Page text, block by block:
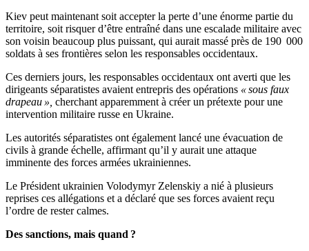
Kiev peut maintenant soit accepter la perte d’une énorme partie du
territoire, soit risquer d’être entraîné dans une escalade militaire avec
son voisin beaucoup plus puissant, qui aurait massé près de 190 000
soldats à ses frontières selon les responsables occidentaux.
Ces derniers jours, les responsables occidentaux ont averti que les
dirigeants séparatistes avaient entrepris des opérations « sous faux
drapeau », cherchant apparemment à créer un prétexte pour une
intervention militaire russe en Ukraine.
Les autorités séparatistes ont également lancé une évacuation de
civils à grande échelle, affirmant qu’il y aurait une attaque
imminente des forces armées ukrainiennes.
Le Président ukrainien Volodymyr Zelenskiy a nié à plusieurs
reprises ces allégations et a déclaré que ses forces avaient reçu
l’ordre de rester calmes.
Des sanctions, mais quand ?